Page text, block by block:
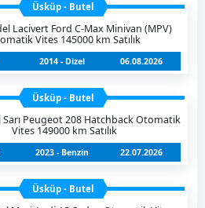
Üsküp - Butel
Lacivert Ford C-Max Minivan (MPV)
Vites 145000 km Satılık
2014 - Dizel 06.08.2026
Üsküp - Butel
Sarı Peugeot 208 Hatchback Otomatik
Vites 149000 km Satılık
2023 - Benzin 22.07.2026
Üsküp - Butel